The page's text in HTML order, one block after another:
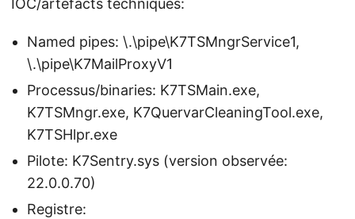
IOC/artefacts techniques:
Named pipes: \.\pipe\K7TSMngrService1,
\.\pipe\K7MailProxyV1
Processus/binaries: K7TSMain.exe,
K7TSMngr.exe, K7QuervarCleaningTool.exe,
K7TSHlpr.exe
Pilote: K7Sentry.sys (version observée:
22.0.0.70)
Registre: